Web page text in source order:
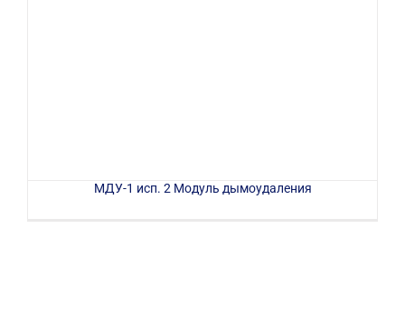
МДУ-1 исп. 2 Модуль дымоудаления